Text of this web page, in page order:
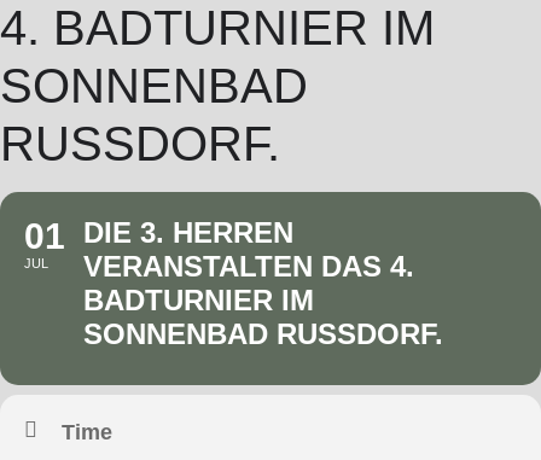
4. BADTURNIER IM
SONNENBAD
RUSSDORF.
01
JUL
DIE 3. HERREN
VERANSTALTEN DAS 4.
BADTURNIER IM
SONNENBAD RUSSDORF.
Time